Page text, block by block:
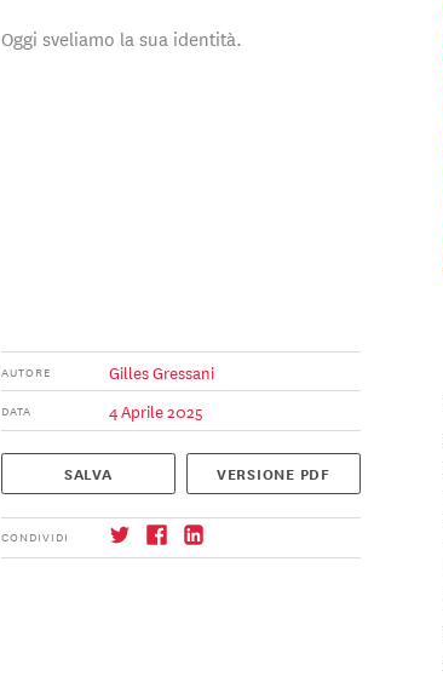
Oggi sveliamo la sua identità.
AUTORE Gilles Gressani
DATA 4 Aprile 2025
SALVA VERSIONE PDF
CONDIVIDI